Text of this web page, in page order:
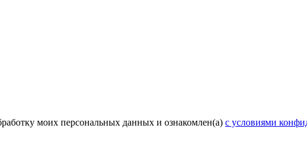
моих персональных данных и ознакомлен(а) с условиями